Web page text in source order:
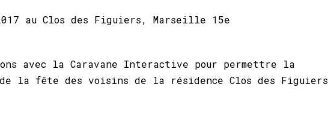
au Clos des Figuiers, Marseille 15e
avec la Caravane Interactive pour permettre la
la fête des voisins de la résidence Clos des Figuiers